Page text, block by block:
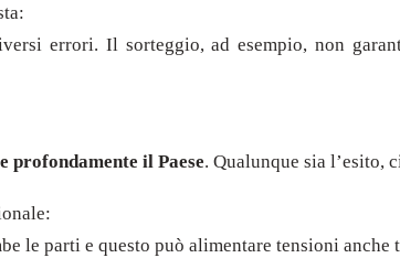
errori. Il sorteggio, ad esempio, non
profondamente il Paese. Qualunque sia l’esito,
le parti e questo può alimentare tensioni anche